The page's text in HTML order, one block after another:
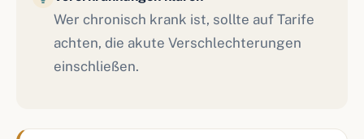
Wer chronisch krank ist, sollte auf Tarife
achten, die akute Verschlechterungen
einschließen.